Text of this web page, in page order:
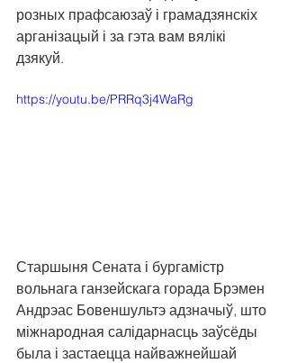
розных прафсаюзаў і грамадзянскіх
арганізацый і за гэта вам вялікі
дзякуй.
https://youtu.be/PRRq3j4WaRg
Старшыня Сената і бургамістр
вольнага ганзейскага горада Брэмен
Андрэас Бовеншультэ адзначыў, што
міжнародная салідарнасць заўсёды
была і застаецца найважнейшай